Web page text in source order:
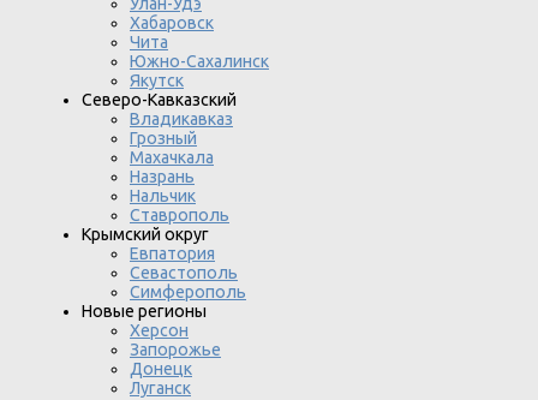
Хабаровск
Чита
Южно-Сахалинск
Якутск
Северо-Кавказский
Владикавказ
Грозный
Махачкала
Назрань
Нальчик
Ставрополь
Крымский округ
Евпатория
Севастополь
Симферополь
Новые регионы
Херсон
Запорожье
Донецк
Луганск